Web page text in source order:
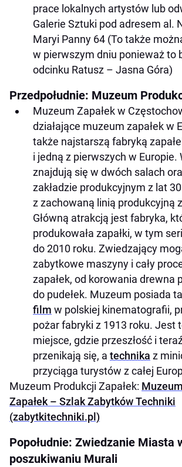
prace lokalnych artystów lub
Galerie Sztuki pod adresem al.
Maryi Panny 64 (To także
w pierwszym dniu ponieważ to
odcinku Ratusz – Jasna Góra)
Przedpołudnie: Muzeum
Muzeum Zapałek w
działające muzeum zapałek w
także najstarszą fabryką
i jedną z pierwszych w Europie.
znajdują się w dwóch salach
zakładzie produkcyjnym z lat
z zachowaną linią produkcyjną
Główną atrakcją jest fabryka,
produkowała zapałki, w tym
do 2010 roku. Zwiedzający
zabytkowe maszyny i cały
zapałek, od korowania drewna
do pudełek. Muzeum posiada
film w polskiej kinematografii,
pożar fabryki z 1913 roku. Jest
miejsce, gdzie przeszłość i
przenikają się, a technika z
przyciąga turystów z całej
Muzeum Produkcji Zapałek:
Zapałek – Szlak Zabytków Techniki
(zabytkitechniki.pl)
Popołudnie: Zwiedzanie Miasta
poszukiwaniu Murali